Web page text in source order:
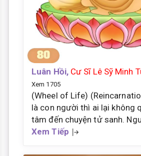
Luân Hồi, Cư Sĩ Lê Sỹ Minh
Xem 1705
(Wheel of Life)
là con người thì ai lại không
tâm đến chuyện tử sanh.
Xem Tiếp